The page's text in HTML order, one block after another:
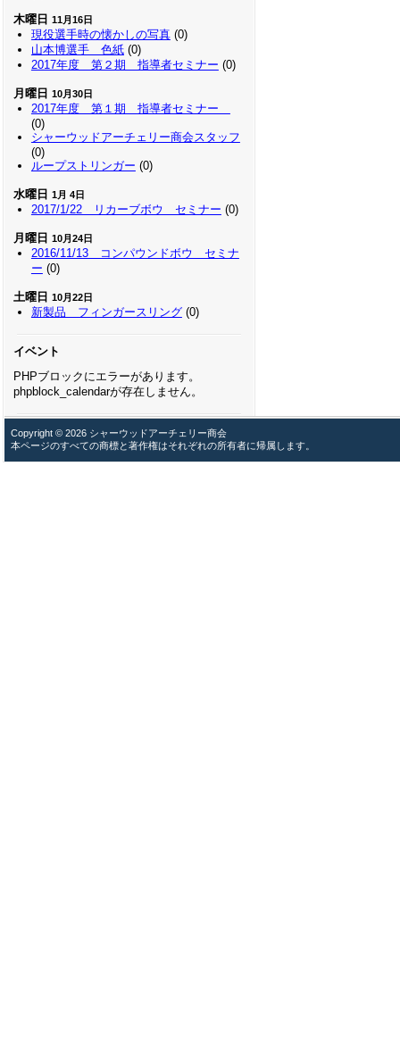
木曜日 11月16日
現役選手時の懐かしの写真(0)
山本博選手 色紙(0)
2017年度 第２期 指導者セミナー (0)
月曜日 10月30日
2017年度 第１期 指導者セミナー
(0)
シャーウッドアーチェリー商会スタッフ
(0)
ループストリンガー (0)
水曜日 1月 4日
2017/1/22 リカーブボウ セミナー (0)
月曜日 10月24日
2016/11/13 コンパウンドボウ セミナ
ー (0)
土曜日 10月22日
新製品 フィンガースリング(0)
イベント
PHPブロックにエラーがあります。
phpblock_calendarが存在しません。
Copyright © 2026 シャーウッドアーチェリー商会
本ページのすべての商標と著作権はそれぞれの所有者に帰属します。